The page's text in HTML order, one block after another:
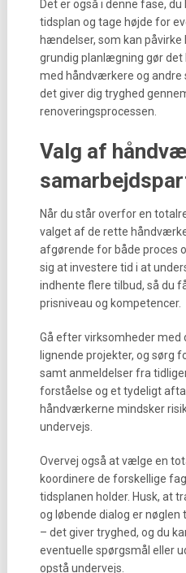
Det er også i denne fase,
tidsplan og tage højde for
hændelser, som kan påvirke
grundig planlægning gør
med håndværkere og andre
det giver dig tryghed
renoveringsprocessen.
Valg af
Når du står overfor en
valget af de rette
afgørende for både proces
sig at investere tid i at
indhente flere tilbud, så du
prisniveau og kompetencer.
Gå efter virksomheder
lignende projekter, og sørg
samt anmeldelser fra
forståelse og et tydeligt
håndværkerne mindsker
undervejs.
Overvej også at vælge en
koordinere de forskellige
tidsplanen holder. Husk, at
og løbende dialog er
– det giver tryghed, og du
eventuelle spørgsmål eller
opstå undervejs.